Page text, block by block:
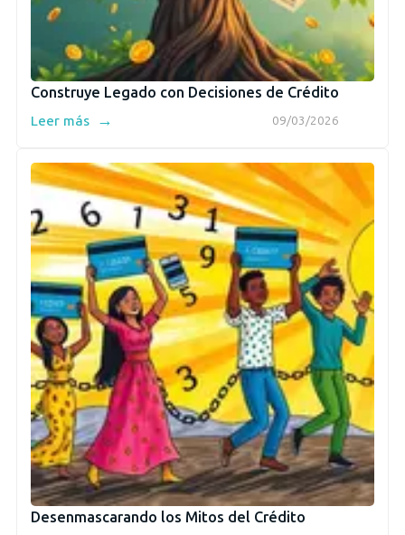
Construye Legado con Decisiones de Crédito
09/03/2026
Leer más →
Desenmascarando los Mitos del Crédito